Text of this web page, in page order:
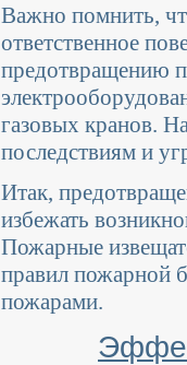
Важно помнить,
ответственное
предотвращению
газовых кранов.
последствиям и
Итак,
избежать
Пожарные
правил пожарной
пожарами.